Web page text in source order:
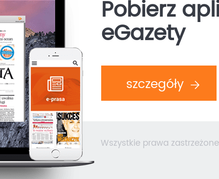
Pobierz
eGazety
szczegóły
Wszystkie prawa